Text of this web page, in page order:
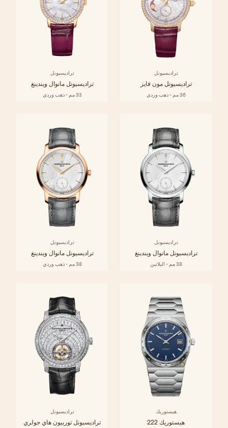
تراديسيونل
تراديسيونل مون فايز
36 مم - ذهب وردي
تراديسيونل
تراديسيونل مانوال ويندينغ
33 مم - ذهب وردي
تراديسيونل
تراديسيونل مانوال ويندينغ
38 مم - البلاتين
تراديسيونل
تراديسيونل مانوال ويندينغ
38 مم - ذهب وردي
هيستوريك
هيستوريك 222
تراديسيونل
تراديسيونل توربيون هاي جولري